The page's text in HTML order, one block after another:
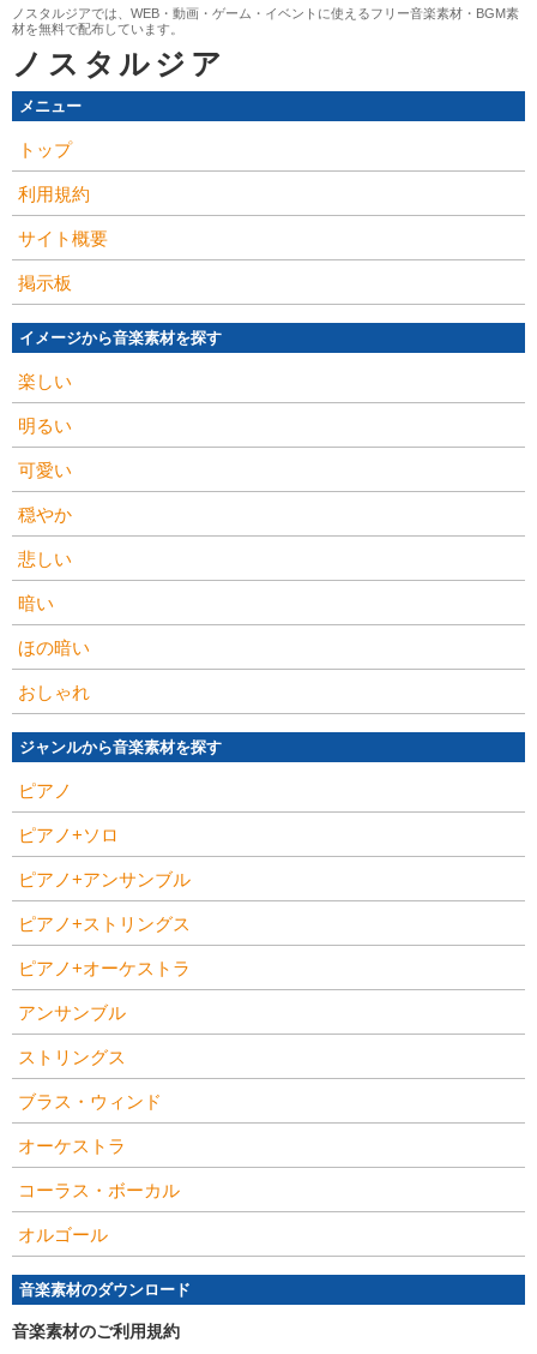
ノスタルジアでは、WEB・動画・ゲーム・イベントに使えるフリー音楽素材・BGM素
材を無料で配布しています。
ノスタルジア
メニュー
トップ
利用規約
サイト概要
掲示板
イメージから音楽素材を探す
楽しい
明るい
可愛い
穏やか
悲しい
暗い
ほの暗い
おしゃれ
ジャンルから音楽素材を探す
ピアノ
ピアノ+ソロ
ピアノ+アンサンブル
ピアノ+ストリングス
ピアノ+オーケストラ
アンサンブル
ストリングス
ブラス・ウィンド
オーケストラ
コーラス・ボーカル
オルゴール
音楽素材のダウンロード
音楽素材のご利用規約